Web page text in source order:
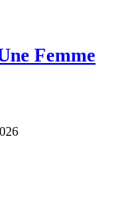
Femme